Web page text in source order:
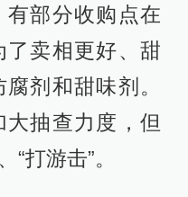
部分收购点在
卖相更好、甜
剂和甜味剂。
抽查力度，但
打游击”。